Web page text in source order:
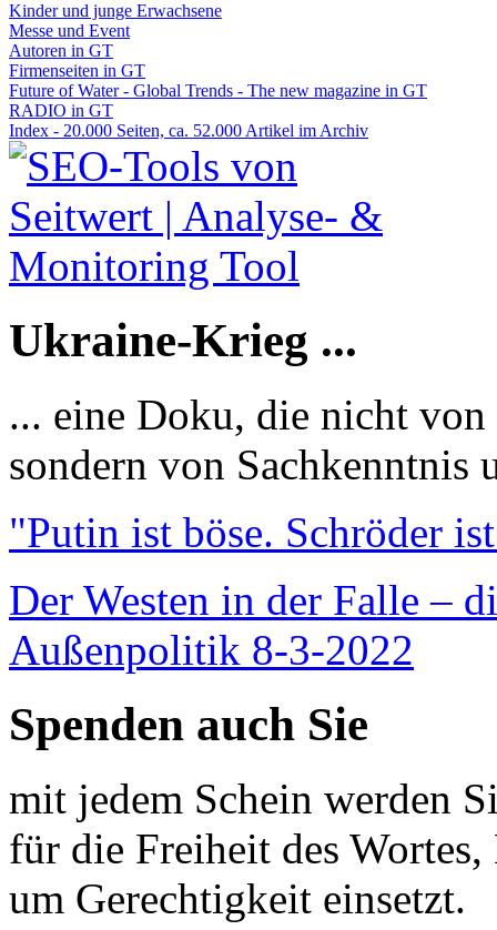
Kinder und junge Erwachsene
Messe und Event
Autoren in GT
Firmenseiten in GT
Future of Water - Global Trends - The new magazine in GT
RADIO in GT
Index - 20.000 Seiten, ca. 52.000 Artikel im Archiv
Ukraine-Krieg ...
... eine Doku, die nicht
sondern von Sachkenntnis
"Putin ist böse. Schröder
Der Westen in der Falle –
Außenpolitik 8-3-2022
Spenden auch Sie
mit jedem Schein werden
für die Freiheit des
um Gerechtigkeit einsetzt.